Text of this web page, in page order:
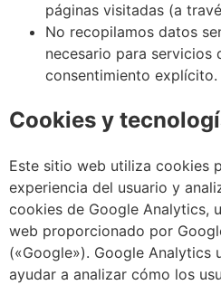
páginas visitadas (a
No recopilamos datos
necesario para servicios
consentimiento explícito.
Cookies y
Este sitio web utiliza cookies
experiencia del usuario y
cookies de Google Analytics,
web proporcionado por
(«Google»). Google Analytics
ayudar a analizar cómo los